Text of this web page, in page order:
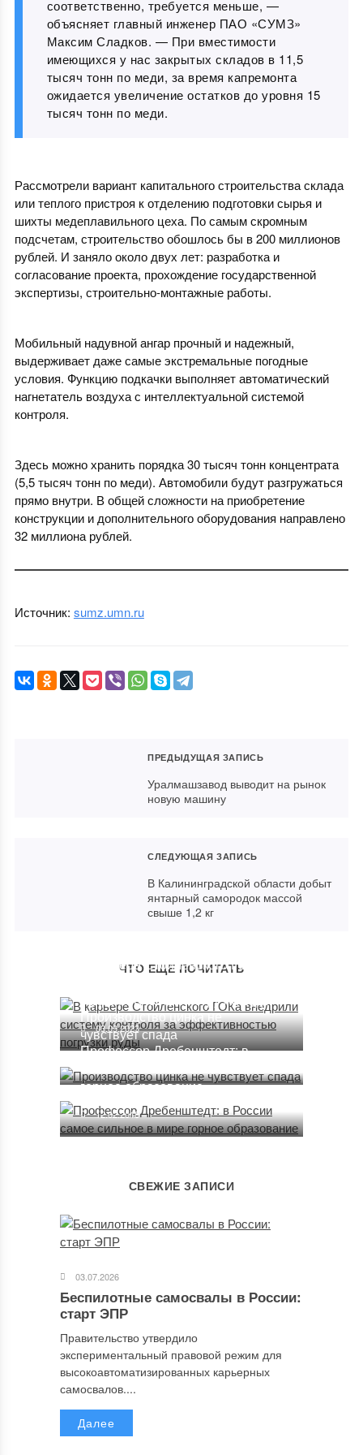
соответственно, требуется меньше, —
объясняет главный инженер ПАО «СУМЗ»
Максим Сладков. — При вместимости
имеющихся у нас закрытых складов в 11,5
тысяч тонн по меди, за время капремонта
ожидается увеличение остатков до уровня 15
тысяч тонн по меди.
Рассмотрели вариант капитального строительства склада
или теплого пристроя к отделению подготовки сырья и
шихты медеплавильного цеха. По самым скромным
подсчетам, строительство обошлось бы в 200 миллионов
рублей. И заняло около двух лет: разработка и
согласование проекта, прохождение государственной
экспертизы, строительно-монтажные работы.
Мобильный надувной ангар прочный и надежный,
выдерживает даже самые экстремальные погодные
условия. Функцию подкачки выполняет автоматический
нагнетатель воздуха с интеллектуальной системой
контроля.
Здесь можно хранить порядка 30 тысяч тонн концентрата
(5,5 тысяч тонн по меди). Автомобили будут разгружаться
прямо внутри. В общей сложности на приобретение
конструкции и дополнительного оборудования направлено
32 миллиона рублей.
Источник: sumz.umn.ru
ПРЕДЫДУЩАЯ ЗАПИСЬ
Уралмашзавод выводит на рынок
новую машину
СЛЕДУЮЩАЯ ЗАПИСЬ
В Калининградской области добыт
янтарный самородок массой
свыше 1,2 кг
ЧТО ЕЩЕ ПОЧИТАТЬ
В карьере Стойленского ГОКа
эффективностью погрузки руды
03.09.2023
Производство цинка не
чувствует спада
Профессор Дребенштедт: в
России самое сильное в мире
горное образование
12.02.2018
СВЕЖИЕ ЗАПИСИ
03.07.2026
Беспилотные самосвалы в России:
старт ЭПР
Правительство утвердило
экспериментальный правовой режим для
высокоавтоматизированных карьерных
самосвалов....
Далее